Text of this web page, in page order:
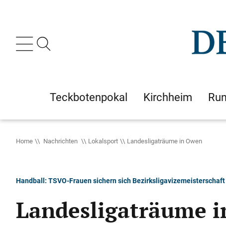
Teckbotenpokal Kirchheim
Home Nachrichten Lokalsport Landesligaträume in Owen
Handball: TSVO-Frauen sichern sich
Landesligaträume